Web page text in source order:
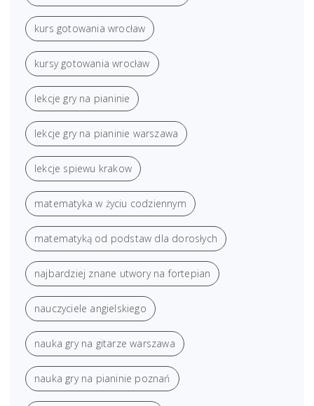
kurs gotowania wrocław
kursy gotowania wrocław
lekcje gry na pianinie
lekcje gry na pianinie warszawa
lekcje spiewu krakow
matematyka w życiu codziennym
matematyką od podstaw dla dorosłych
najbardziej znane utwory na fortepian
nauczyciele angielskiego
nauka gry na gitarze warszawa
nauka gry na pianinie poznań